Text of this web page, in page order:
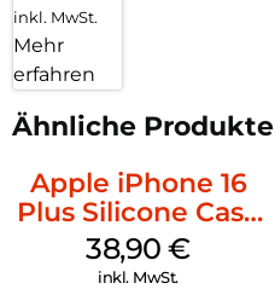
inkl. MwSt.
Mehr
erfahren
Ähnliche Produkte
Apple iPhone 16
Plus Silicone Case
MagSafe Denim
38,90€
inkl. MwSt.